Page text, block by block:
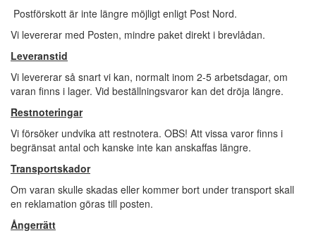
Postförskott är inte längre möjligt enligt Post Nord.
Vi levererar med Posten, mindre paket direkt i brevlådan.
Leveranstid
Vi levererar så snart vi kan, normalt inom 2-5 arbetsdagar, om
varan finns i lager. Vid beställningsvaror kan det dröja längre.
Restnoteringar
Vi försöker undvika att restnotera. OBS! Att vissa varor finns i
begränsat antal och kanske inte kan anskaffas längre.
Transportskador
Om varan skulle skadas eller kommer bort under transport skall
en reklamation göras till posten.
Ångerrätt